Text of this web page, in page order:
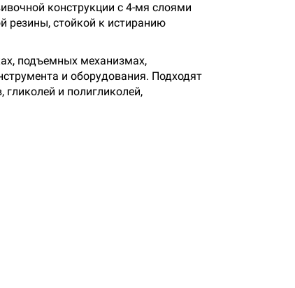
конструкции с 4-мя слоями
резины, стойкой к истиранию
подъемных механизмах,
и оборудования. Подходят
и полигликолей,